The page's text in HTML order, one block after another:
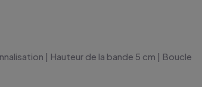
| Hauteur de la bande 5 cm | Boucle